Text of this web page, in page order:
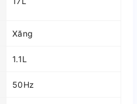
Xăng
1.1L
50Hz